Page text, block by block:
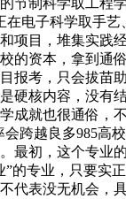
制科学取工程
电子科学取手
目，堆集实
资本，拿到通
考，只会拔
核内容，没
就也很通俗
跨越良多985高
初，这个专
专业，只要
表没无机会，